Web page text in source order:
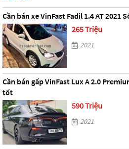
Cần bán xe VinFast Fadil 1.4 AT 2021
265 Triệu
2021
Cần bán gấp VinFast Lux A 2.0
tốt
590 Triệu
2021